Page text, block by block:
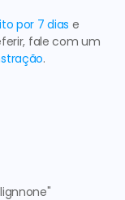
por 7 dias e
fale com um
.